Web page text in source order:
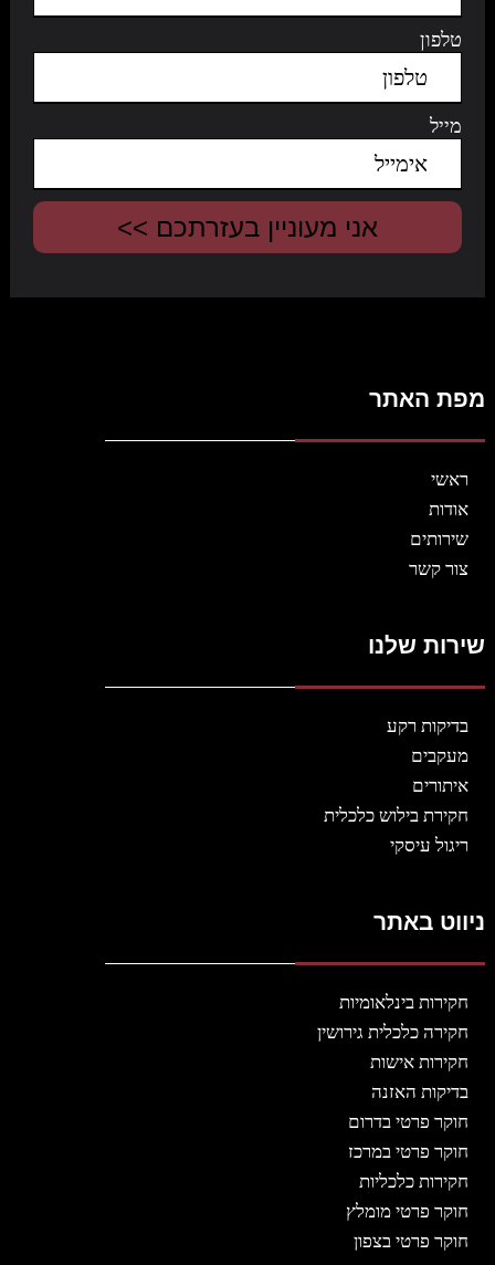
טלפון
מייל
מפת האתר
ראשי
אודות
שירותים
צור קשר
שירות שלנו
בדיקות רקע
מעקבים
איתורים
חקירת בילוש כלכלית
ריגול עיסקי
ניווט באתר
חקירות בינלאומיות
חקירה כלכלית גירושין
חקירות אישות
בדיקות האזנה
חוקר פרטי בדרום
חוקר פרטי במרכז
חקירות כלכליות
חוקר פרטי מומלץ
חוקר פרטי בצפון